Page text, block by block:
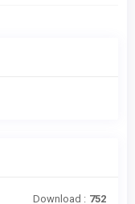
Download : 752